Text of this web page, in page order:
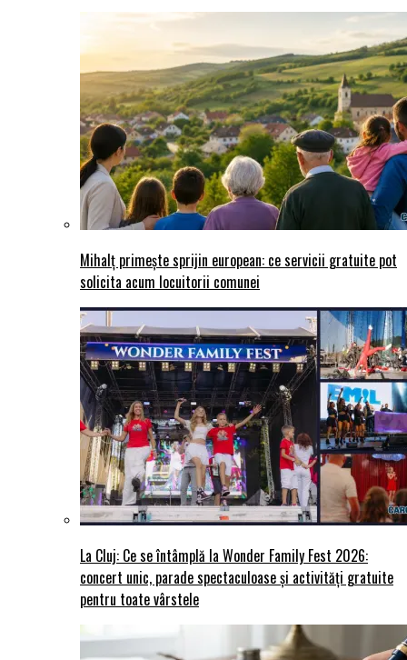
Mihalț primește sprijin european: ce servicii gratuite pot
solicita acum locuitorii comunei
La Cluj: Ce se întâmplă la Wonder Family Fest 2026:
concert unic, parade spectaculoase și activități gratuite
pentru toate vârstele